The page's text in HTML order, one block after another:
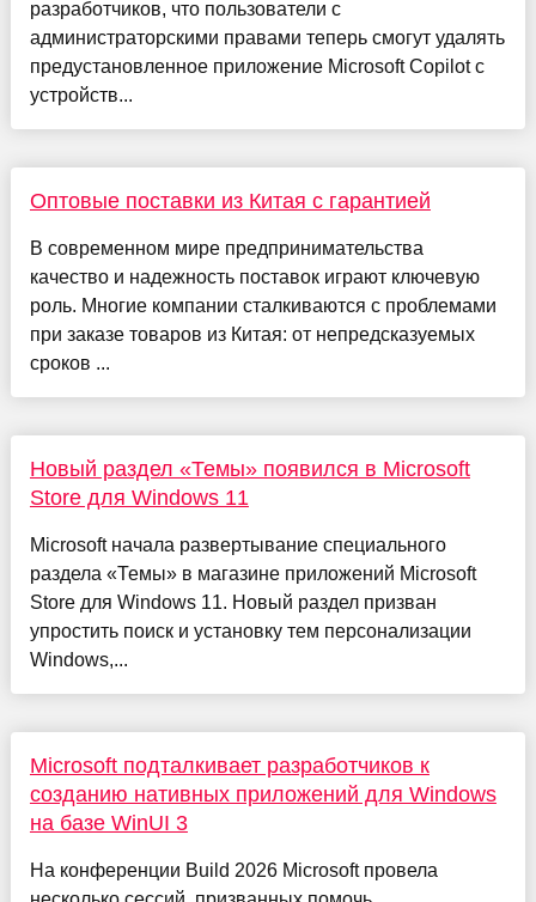
разработчиков, что пользователи с
администраторскими правами теперь смогут удалять
предустановленное приложение Microsoft Copilot с
устройств...
Оптовые поставки из Китая с гарантией
В современном мире предпринимательства
качество и надежность поставок играют ключевую
роль. Многие компании сталкиваются с проблемами
при заказе товаров из Китая: от непредсказуемых
сроков ...
Новый раздел «Темы» появился в Microsoft
Store для Windows 11
Microsoft начала развертывание специального
раздела «Темы» в магазине приложений Microsoft
Store для Windows 11. Новый раздел призван
упростить поиск и установку тем персонализации
Windows,...
Microsoft подталкивает разработчиков к
созданию нативных приложений для Windows
на базе WinUI 3
На конференции Build 2026 Microsoft провела